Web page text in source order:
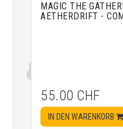
MAGIC THE
AETHERDRIFT -
55.00 CHF
IN DEN WARENKORB